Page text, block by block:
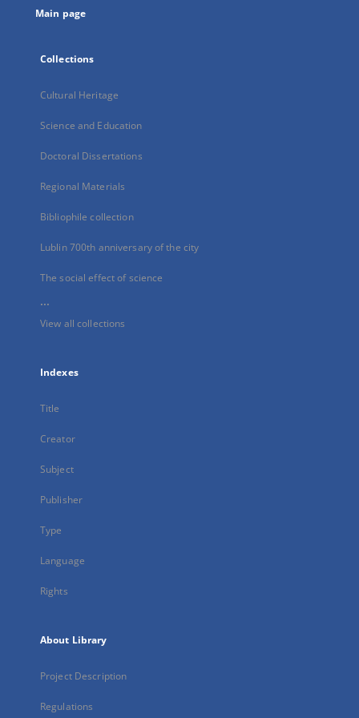
Main page
Collections
Cultural Heritage
Science and Education
Doctoral Dissertations
Regional Materials
Bibliophile collection
Lublin 700th anniversary of the city
The social effect of science
...
View all collections
Indexes
Title
Creator
Subject
Publisher
Type
Language
Rights
About Library
Project Description
Regulations